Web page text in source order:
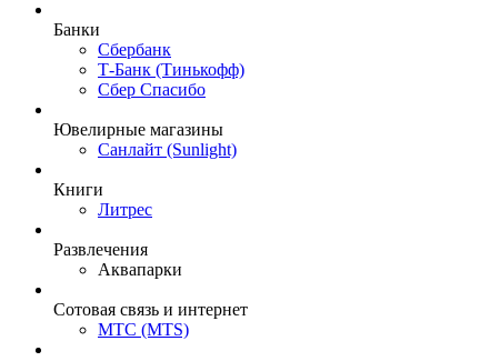
Банки
Сбербанк
Т-Банк (Тинькофф)
Сбер Спасибо
Ювелирные магазины
Санлайт (Sunlight)
Книги
Литрес
Развлечения
Аквапарки
Сотовая связь и интернет
МТС (MTS)